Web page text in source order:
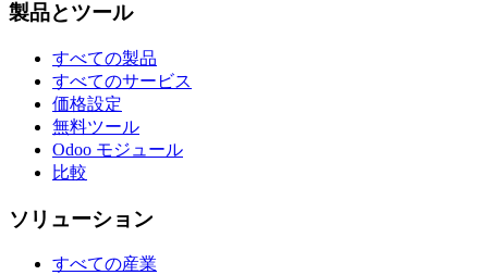
製品とツール
すべての製品
すべてのサービス
価格設定
無料ツール
Odoo モジュール
比較
ソリューション
すべての産業